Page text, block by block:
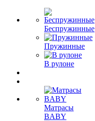
Беспружинные
Пружинные
В рулоне
Матрасы
BABY